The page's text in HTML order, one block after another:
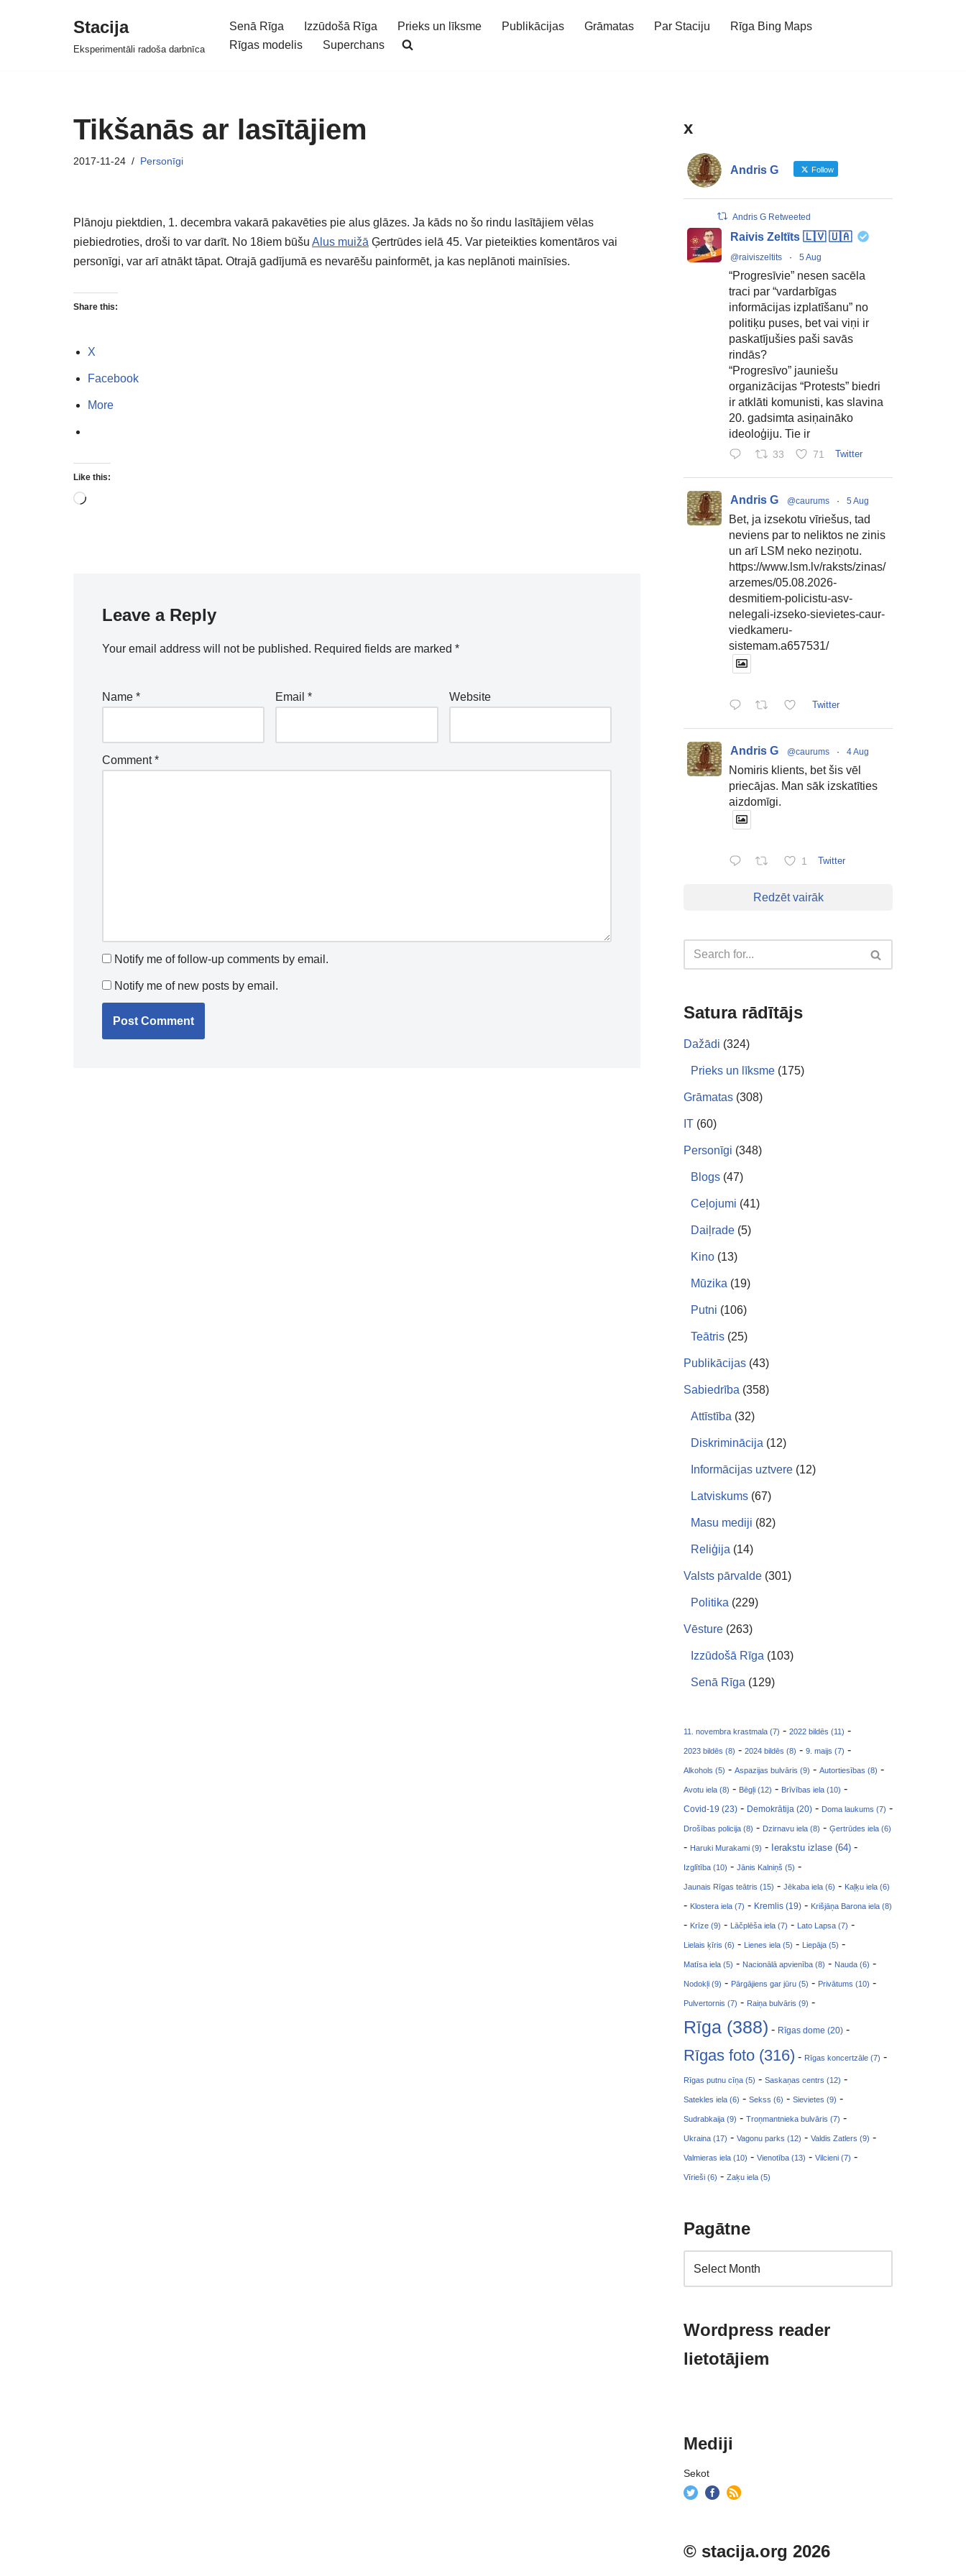
Stacija
Eksperimentāli radoša darbnīca
Senā Rīga Izzūdošā Rīga Prieks un līksme Publikācijas Grāmatas Par Staciju
Rīga Bing Maps
Rīgas modelis
Superchans
Tikšanās ar lasītājiem
2017-11-24 Personīgi
Plānoju piektdien, 1. decembra vakarā pakavēties pie alus glāzes. Ja kāds no šo rindu lasītājiem vēlas
piebiedroties, droši to var darīt. No 18iem būšu Alus muižā Ģertrūdes ielā 45. Var pieteikties komentāros vai
personīgi, var arī atnākt tāpat. Otrajā gadījumā es nevarēšu painformēt, ja kas neplānoti mainīsies.
Share this:
X
Facebook
More
Like this:
Leave a Reply
Your email address will not be published. Required fields are marked *
Name * Email* Website
Comment*
Notify me of follow-up comments by email.
Notify me of new posts by email.
x
Andris G Follow
Andris G Retweeted
Raivis Zeltīts 🇱🇻 🇺🇦
@raiviszeltits · 5 Aug
“Progresīvie” nesen sacēla
traci par “vardarbīgas
informācijas izplatīšanu” no
politiķu puses, bet vai viņi ir
paskatījušies paši savās
rindās?
“Progresīvo” jauniešu
organizācijas “Protests” biedri
ir atklāti komunisti, kas slavina
20. gadsimta asiņaināko
ideoloģiju. Tie ir
33 71 Twitter
Andris G @caurums · 5 Aug
Bet, ja izsekotu vīriešus, tad
neviens par to neliktos ne zinis
un arī LSM neko neziņotu.
https://www.lsm.lv/raksts/zinas/
arzemes/05.08.2026-
desmitiem-policistu-asv-
nelegali-izseko-sievietes-caur-
viedkameru-
sistemam.a657531/
Twitter
Andris G @caurums · 4 Aug
Nomiris klients, bet šis vēl
priecājas. Man sāk izskatīties
aizdomīgi.
1 Twitter
Redzēt vairāk
Satura rādītājs
Dažādi (324)
Prieks un līksme (175)
Grāmatas (308)
IT (60)
Personīgi (348)
Blogs (47)
Ceļojumi (41)
Daiļrade (5)
Kino (13)
Mūzika (19)
Putni (106)
Teātris (25)
Publikācijas (43)
Sabiedrība (358)
Attīstība (32)
Diskriminācija (12)
Informācijas uztvere (12)
Latviskums (67)
Masu mediji (82)
Reliģija (14)
Valsts pārvalde (301)
Politika (229)
Vēsture (263)
Izzūdošā Rīga (103)
Senā Rīga (129)
11. novembra krastmala (7) - 2022 bildēs (11) -
2023 bildēs (8) - 2024 bildēs (8) - 9. maijs (7) -
Alkohols (5) - Aspazijas bulvāris (9) - Autortiesības (8) -
Avotu iela (8) - Bēgļi (12) - Brīvības iela (10) -
Covid-19 (23) - Demokrātija (20) - Doma laukums (7) -
Drošības policija (8) - Dzirnavu iela (8) - Ģertrūdes iela (6)
- Haruki Murakami (9) - Ierakstu izlase (64) -
Izglītība (10) - Jānis Kalniņš (5) -
Jaunais Rīgas teātris (15) - Jēkaba iela (6) - Kaļķu iela (6)
- Klostera iela (7) - Kremlis (19) - Krišjāņa Barona iela (8)
- Krīze (9) - Lāčplēša iela (7) - Lato Lapsa (7) -
Lielais ķīris (6) - Lienes iela (5) - Liepāja (5) -
Matīsa iela (5) - Nacionālā apvienība (8) - Nauda (6) -
Nodokļi (9) - Pārgājiens gar jūru (5) - Privātums (10) -
Pulvertornis (7) - Raiņa bulvāris (9) -
Rīga (388) - Rīgas dome (20) -
Rīgas foto (316) - Rīgas koncertzāle (7) -
Rīgas putnu cīņa (5) - Saskaņas centrs (12) -
Satekles iela (6) - Sekss (6) - Sievietes (9) -
Sudrabkaija (9) - Troņmantnieka bulvāris (7) -
Ukraina (17) - Vagonu parks (12) - Valdis Zatlers (9) -
Valmieras iela (10) - Vienotība (13) - Vilcieni (7) -
Vīrieši (6) - Zaķu iela (5)
Pagātne
Wordpress reader
lietotājiem
Mediji
Sekot
© stacija.org 2026